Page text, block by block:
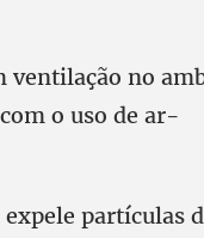
ventilação no
o uso de ar-
partículas